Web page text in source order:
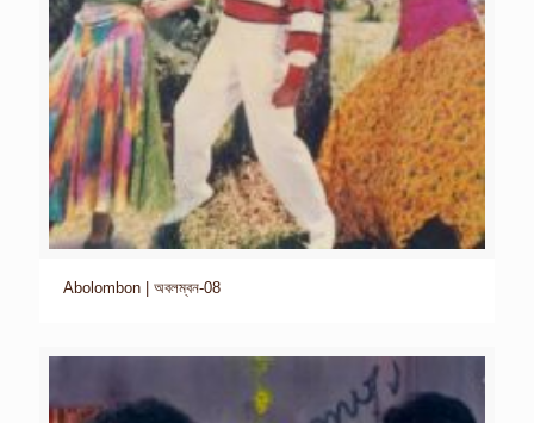
Abolombon | অবলম্বন-08